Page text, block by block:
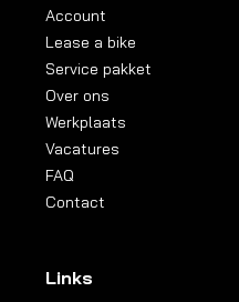
Account
Lease a bike
Service pakket
Over ons
Werkplaats
Vacatures
FAQ
Contact
Links